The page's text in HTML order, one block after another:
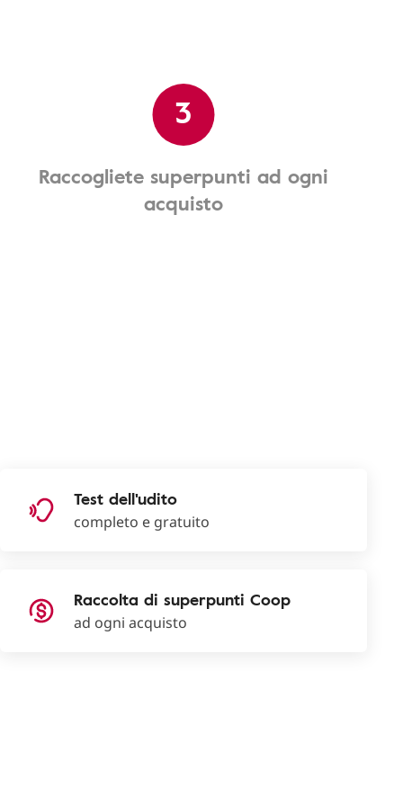
3
Raccogliete superpunti ad ogni
acquisto
Test dell'udito
completo e gratuito
Raccolta di superpunti Coop
ad ogni acquisto